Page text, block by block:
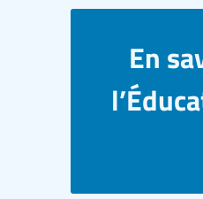
En